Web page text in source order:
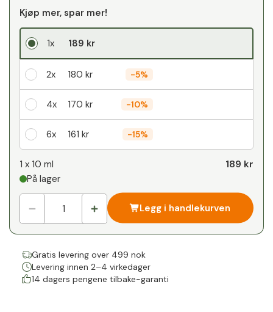
Kjøp mer, spar mer!
1x 189 kr
2x 180 kr -5%
4x 170 kr -10%
6x 161 kr -15%
1x
1 x 10 ml
På lager
189 kr
Legg i handlekurven
Gratis levering over 499 nok
Levering innen 2–4 virkedager
14 dagers pengene tilbake-garanti